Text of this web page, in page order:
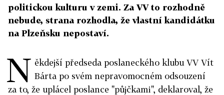
politickou kulturu v zemi. Za VV to rozhodně
nebude, strana rozhodla, že vlastní kandidátku
na Plzeňsku nepostaví.
N ěkdejší předseda poslaneckého klubu VV Vít
Bárta po svém nepravomocném odsouzení
za to, že uplácel poslance "půjčkami", deklaroval, že